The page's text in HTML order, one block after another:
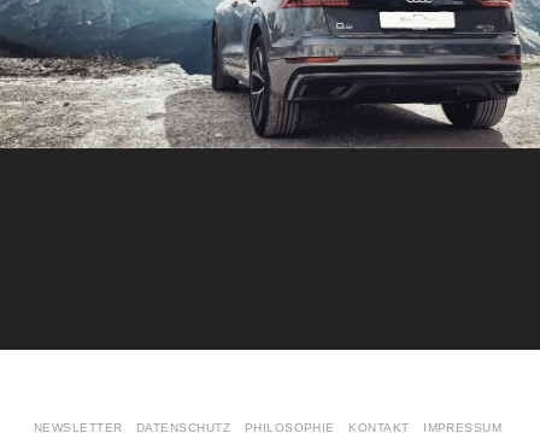
NEWSLETTER DATENSCHUTZ PHILOSOPHIE KONTAKT IMPRESSUM